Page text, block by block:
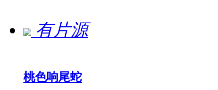
有片源
桃色响尾蛇